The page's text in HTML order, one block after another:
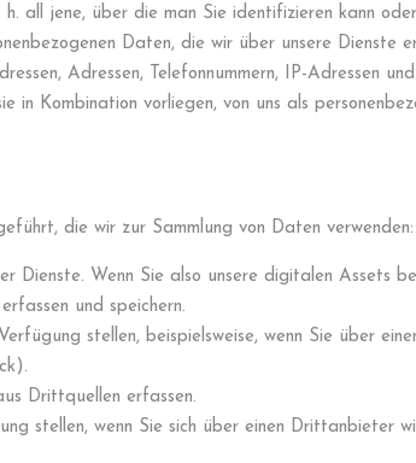
all jene, über die man Sie identifizieren kann
Daten, die wir über unsere Dienste
Adressen, Telefonnummern, IP-Adressen
in Kombination vorliegen, von uns als
die wir zur Sammlung von Daten verwenden:
Dienste. Wenn Sie also unsere digitalen Assets
und speichern.
stellen, beispielsweise, wenn Sie über
Drittquellen erfassen.
stellen, wenn Sie sich über einen Drittanbieter